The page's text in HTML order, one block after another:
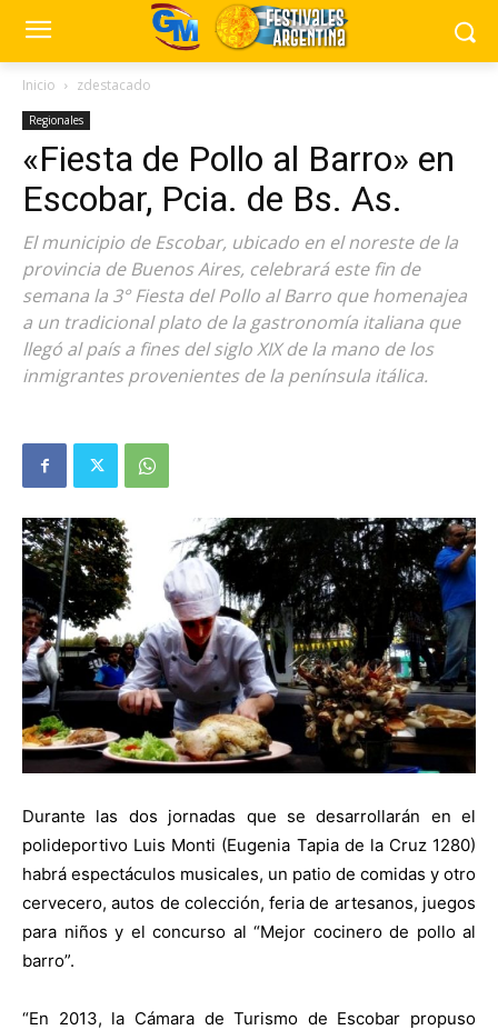
Inicio zdestacado
Regionales
«Fiesta de Pollo al Barro» en
Escobar, Pcia. de Bs. As.
El municipio de Escobar, ubicado en el noreste de la
provincia de Buenos Aires, celebrará este fin de
semana la 3° Fiesta del Pollo al Barro que homenajea
a un tradicional plato de la gastronomía italiana que
llegó al país a fines del siglo XIX de la mano de los
inmigrantes provenientes de la península itálica.
Durante las dos jornadas que se desarrollarán en el
polideportivo Luis Monti (Eugenia Tapia de la Cruz 1280)
habrá espectáculos musicales, un patio de comidas y otro
cervecero, autos de colección, feria de artesanos, juegos
para niños y el concurso al “Mejor cocinero de pollo al
barro”.
“En 2013, la Cámara de Turismo de Escobar propuso